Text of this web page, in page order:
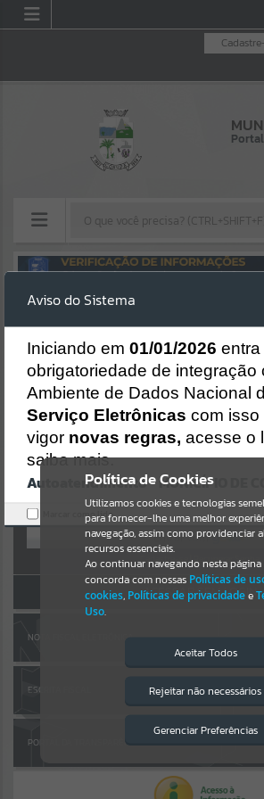
Resultados para""
Portais
Por favor, aguarde...
NOTÍCIAS
Por favor, aguarde...
Por favor, aguarde...
SERVIÇOS
PÁGINAS
AUTOATENDIMENTO
OU
Cadastre-se|Recuperar Senha
ACESSAR SEM LOGIN
NOTA FISCAL ELETRÔNICA
ESCRITA FISCAL
PORTAL DA TRANSPARÊNCIA
Política de Cookies
Utilizamos cookies e tecnologias
para fornecer-lhe uma melhor
navegação, assim como providenciar
recursos essenciais.
Ao continuar navegando nesta
concorda com nossas Políticas de
cookies, Políticas de privacidadee
Uso.
Aceitar Todos
Rejeitar não necessários
Gerenciar Preferências
Isto significa que diversos recursos
providenciados poderão não estar
Aviso do Sistema
Iniciando em 01/01/2026 entra
obrigatoriedade de integração
Ambiente de Dados Nacional
Serviço Eletrônicas com isso
vigor novas regras, acesse o
saiba mais.
Autoatendimento - MUNICÍPIO DE
Marcar como lido.
Erro
Gerenciamento do Sistema
CÓDIGO DA
Ocorreu um erro de script:
Uncaught SyntaxError: Unexpected token '('
https://corupa.atende.net/cidadao/pagina/
7e2.js?v=816ac05d:47
Verificar Mais Detalhes